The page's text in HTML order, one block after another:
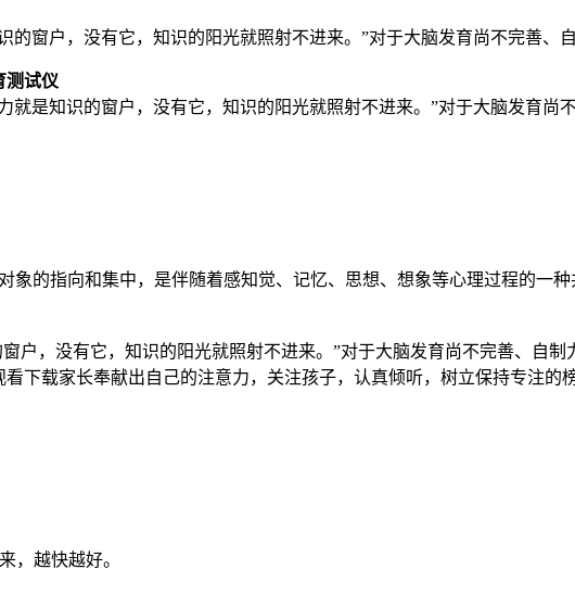
窗户，没有它，知识的阳光就照射不进来。”对于大脑发育尚不完善、
测试仪
就是知识的窗户，没有它，知识的阳光就照射不进来。”对于大脑发育尚
的指向和集中，是伴随着感知觉、记忆、思想、想象等心理过程的一
户，没有它，知识的阳光就照射不进来。”对于大脑发育尚不完善、自
下载家长奉献出自己的注意力，关注孩子，认真倾听，树立保持专注的榜
，越快越好。